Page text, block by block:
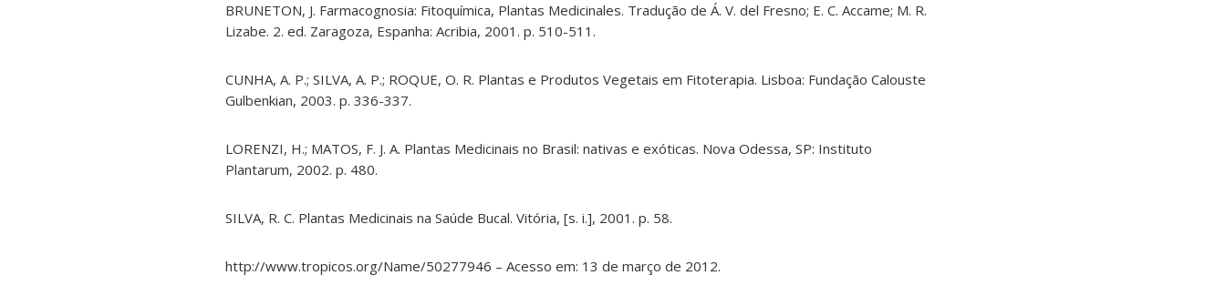
BRUNETON, J. Farmacognosia: Fitoquímica, Plantas Medicinales. Tradução de Á. V. del Fresno; E. C. Accame; M. R.
Lizabe. 2. ed. Zaragoza, Espanha: Acribia, 2001. p. 510-511.
CUNHA, A. P.; SILVA, A. P.; ROQUE, O. R. Plantas e Produtos Vegetais em Fitoterapia. Lisboa: Fundação Calouste
Gulbenkian, 2003. p. 336-337.
LORENZI, H.; MATOS, F. J. A. Plantas Medicinais no Brasil: nativas e exóticas. Nova Odessa, SP: Instituto
Plantarum, 2002. p. 480.
SILVA, R. C. Plantas Medicinais na Saúde Bucal. Vitória, [s. i.], 2001. p. 58.
http://www.tropicos.org/Name/50277946 – Acesso em: 13 de março de 2012.